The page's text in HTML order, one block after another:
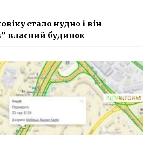
стало нудно і він
власний будинок